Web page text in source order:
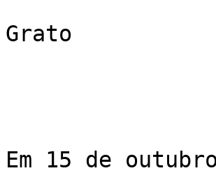
Grato
Em 15 de